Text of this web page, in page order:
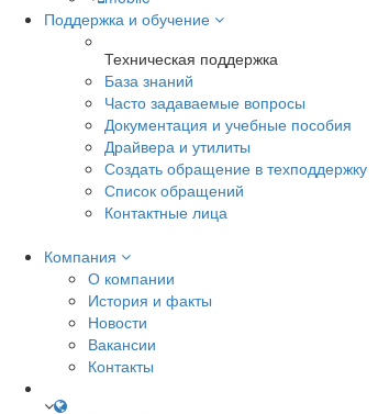
Поддержка и обучение
Техническая поддержка
База знаний
Часто задаваемые вопросы
Документация и учебные пособия
Драйвера и утилиты
Создать обращение в техподдержку
Список обращений
Контактные лица
Компания
О компании
История и факты
Новости
Вакансии
Контакты